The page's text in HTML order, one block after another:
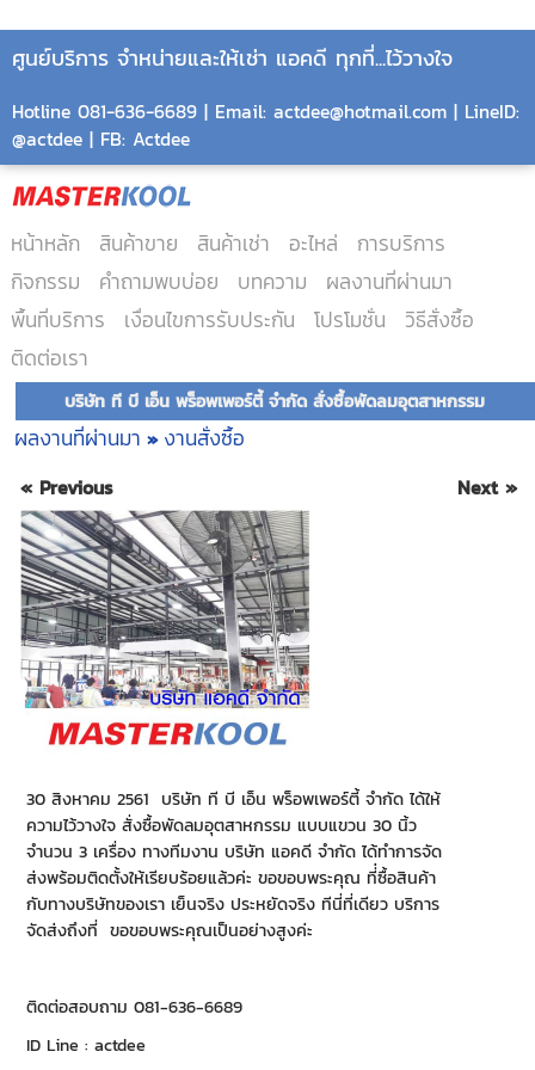
ศูนย์บริการ จำหน่ายและให้เช่า แอคดี ทุกที่...ไว้วางใจ
Hotline 081-636-6689 | Email: actdee@hotmail.com | LineID:
@actdee | FB: Actdee
หน้าหลัก สินค้าขาย สินค้าเช่า อะไหล่
การบริการ
กิจกรรม
คำถามพบบ่อย บทความ
ผลงานที่ผ่านมา
พื้นที่บริการ
เงื่อนไขการรับประกัน โปรโมชั่น
วิธีสั่งซื้อ
ติดต่อเรา
บริษัท ที บี เอ็น พร็อพเพอร์ตี้ จำกัด สั่งซื้อพัดลมอุตสาหกรรม
ผลงานที่ผ่านมา » งานสั่งซื้อ
« Previous Next »
30 สิงหาคม 2561 บริษัท ที บี เอ็น พร็อพเพอร์ตี้ จำกัด ได้ให้
ความไว้วางใจ สั่งซื้อพัดลมอุตสาหกรรม แบบแขวน 30 นิ้ว
จำนวน 3 เครื่อง ทางทีมงาน บริษัท แอคดี จำกัด ได้ทำการจัด
ส่งพร้อมติดตั้งให้เรียบร้อยแล้วค่ะ ขอขอบพระคุณ ที่่ซื้อสินค้า
กับทางบริษัทของเรา เย็นจริง ประหยัดจริง ทีนี่ที่เดียว บริการ
จัดส่งถึงที่ ขอขอบพระคุณเป็นอย่างสูงค่ะ
ติดต่อสอบถาม 081-636-6689
ID Line : actdee